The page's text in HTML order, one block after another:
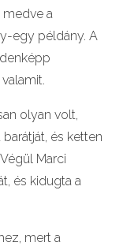
a
egy példány. A
olyan volt,
és ketten
Marci
és kidugta a
mert a